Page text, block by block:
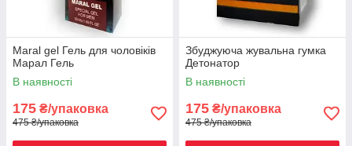
Maral gel Гель для чоловіків
Марал Гель
В наявності
175 ₴/упаковка
475 ₴/упаковка
Збуджуюча жувальна гумка
Детонатор
В наявності
175 ₴/упаковка
475 ₴/упаковка